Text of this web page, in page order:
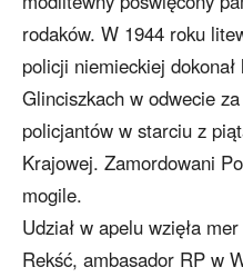
rodaków. W 1944 roku
policji niemieckiej
Glinciszkach w odwecie
policjantów w starciu z
Krajowej. Zamordowani
mogile.
Udział w apelu wzięła
Rekść, ambasador RP w